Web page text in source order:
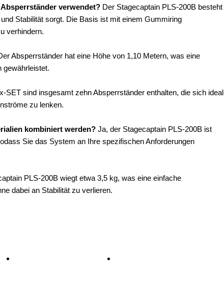
verwendet? Der Stagecaptain PLS-200B besteht
Stabilität sorgt. Die Basis ist mit einem Gummiring
verhindern.
Absperrständer hat eine Höhe von 1,10 Metern, was eine
gewährleistet.
SET sind insgesamt zehn Absperrständer enthalten, die sich ideal
zu lenken.
kombiniert werden? Ja, der Stagecaptain PLS-200B ist
Sie das System an Ihre spezifischen Anforderungen
PLS-200B wiegt etwa 3,5 kg, was eine einfache
dabei an Stabilität zu verlieren.